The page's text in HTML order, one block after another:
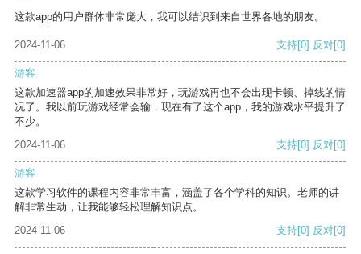
这款app的用户群体非常庞大，我可以结识到来自世界各地的朋友。
2024-11-06 支持[0] 反对[0]
游客
这款加速器app的加速效果非常好，玩游戏再也不会出现卡顿、掉线的情
况了。我以前玩游戏经常会输，现在有了这个app，我的游戏水平提升了
不少。
2024-11-06
支持[0] 反对[0]
游客
这款学习软件的课程内容非常丰富，涵盖了各个学科的知识。老师的讲
解非常生动，让我能够轻松理解知识点。
2024-11-06
支持[0] 反对[0]